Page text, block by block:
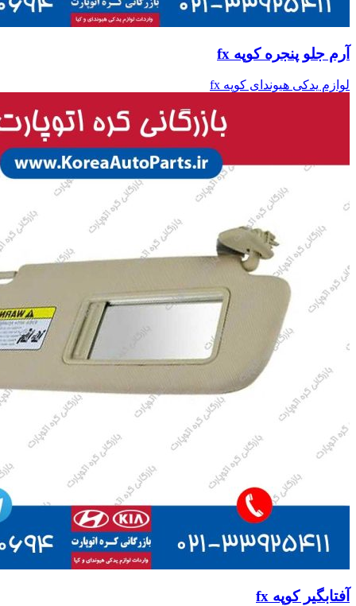
آرم جلو پنجره کوپه fx
لوازم یدکی هیوندای کوپه fx
آفتابگیر کوپه fx